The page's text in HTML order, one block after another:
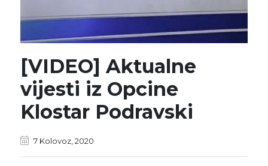
[VIDEO] Aktualne
vijesti iz Opcine
Klostar Podravski
7 Kolovoz, 2020